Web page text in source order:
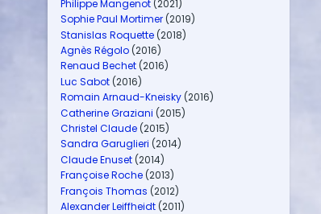
Philippe Mangenot (2021)
Sophie Paul Mortimer (2019)
Stanislas Roquette (2018)
Agnès Régolo (2016)
Renaud Bechet (2016)
Luc Sabot (2016)
Romain Arnaud-Kneisky (2016)
Catherine Graziani (2015)
Christel Claude (2015)
Sandra Garuglieri (2014)
Claude Enuset (2014)
Françoise Roche (2013)
François Thomas (2012)
Alexander Leiffheidt (2011)